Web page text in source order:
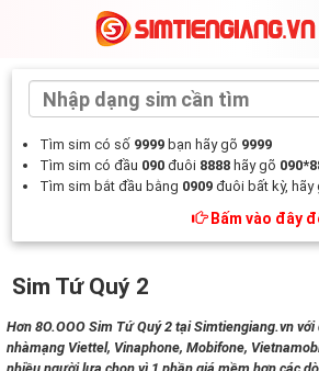
Tìm sim có số 9999 bạn hãy gõ 9999
Tìm sim có đầu 090 đuôi 8888 hãy gõ
Tìm sim bắt đầu bằng 0909 đuôi bất kỳ, hãy
Bấm vào đây
Sim Tứ Quý 2
Hơn 8O.OOO Sim Tứ Quý 2 tại Simtiengiang.vn
nhàmạng Viettel, Vinaphone, Mobifone,